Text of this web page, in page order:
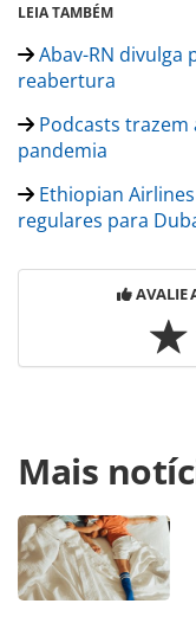
LEIA TAMBÉM
Abav-RN divulga
reabertura
Podcasts
pandemia
Ethiopian
regulares para
AVALIE
https://
politica/2020/07/
primeiro-
oferecidas na
PANROTAS Editora
sobre direito
Mais